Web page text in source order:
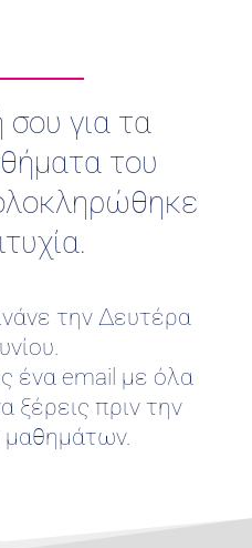
για τα
του
την Δευτέρα
ένα email με όλα
ξέρεις πριν την